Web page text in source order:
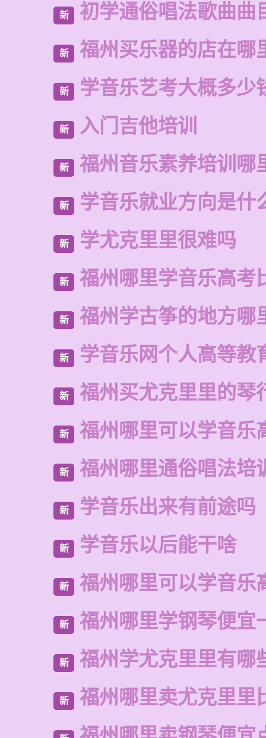
新 初学通俗唱法歌曲曲
新 福州买乐器的店在哪
新 学音乐艺考大概多少
新 入门吉他培训
新 福州音乐素养培训哪
新 学音乐就业方向是什
新 学尤克里里很难吗
新 福州哪里学音乐高考
新 福州学古筝的地方哪
新 学音乐网个人高等教
新 福州买尤克里里的琴
新 福州哪里可以学音乐
新 福州哪里通俗唱法培
新 学音乐出来有前途吗
新 学音乐以后能干啥
新 福州哪里可以学音乐
新 福州哪里学钢琴便宜
新 福州学尤克里里有哪
新 福州哪里卖尤克里里